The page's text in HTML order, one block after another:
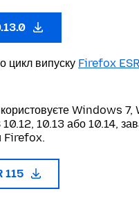
цикл випуску Firefox ESR
Windows
10.13 або 10.14,
Firefox.
115